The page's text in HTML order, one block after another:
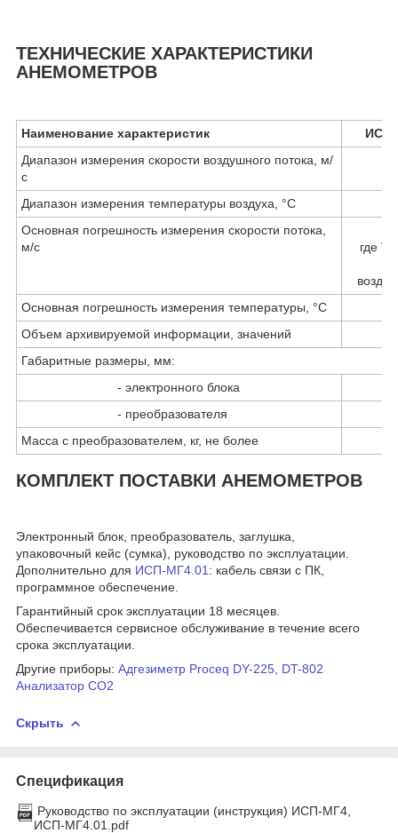
ТЕХНИЧЕСКИЕ ХАРАКТЕРИСТИКИ
АНЕМОМЕТРОВ
Наименование характеристик
Диапазон измерения скорости воздушного потока, м/
с
Диапазон измерения температуры воздуха, °С
Основная погрешность измерения скорости потока,
м/с
где V
Основная погрешность измерения температуры, °С
Объем архивируемой информации, значений
Габаритные размеры, мм:
- электронного блока
- преобразователя
Масса с преобразователем, кг, не более
КОМПЛЕКТ ПОСТАВКИ АНЕМОМЕТРОВ
Электронный блок, преобразователь, заглушка,
упаковочный кейс (сумка), руководство по эксплуатации.
Дополнительно для ИСП-МГ4.01 : кабель связи с ПК,
программное обеспечение.
Гарантийный срок эксплуатации 18 месяцев.
Обеспечивается сервисное обслуживание в течение всего
срока эксплуатации.
Другие приборы: Адгезиметр Proceq DY-225 DT-802
Анализатор CO2
Скрыть
Спецификация
Руководство по эксплуатации (инструкция) ИСП-МГ4,
ИСП-МГ4.01.pdf